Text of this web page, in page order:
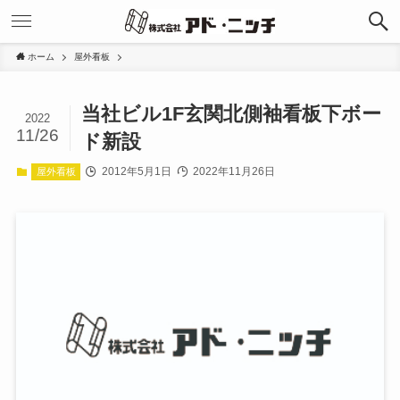
ホーム 屋外看板
当社ビル1F玄関北側袖看板下ボー
ド新設
2022
11/26
屋外看板 2012年5月1日 2022年11月26日